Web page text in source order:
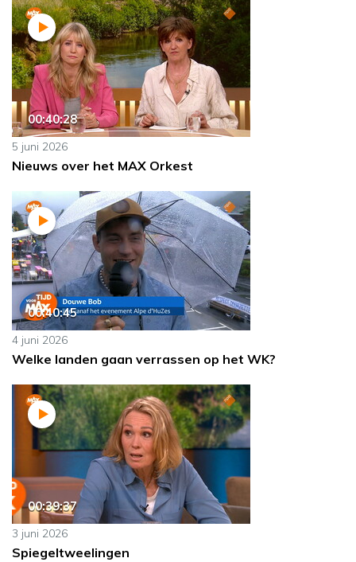
00:40:28
5 juni 2026
Nieuws over het MAX Orkest
00:40:45
4 juni 2026
Welke landen gaan verrassen op het WK?
00:39:37
3 juni 2026
Spiegeltweelingen